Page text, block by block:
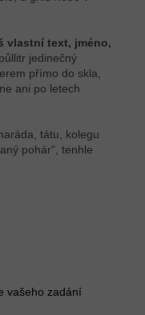
vlastní text, jméno,
jedinečný
přímo do skla,
ani po letech
tátu, kolegu
pohár“, tenhle
vašeho zadání